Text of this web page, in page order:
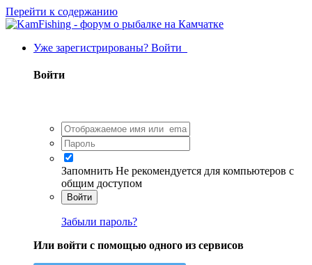
Перейти к содержанию
Уже зарегистрированы? Войти
Войти
Запомнить Не рекомендуется для компьютеров с
общим доступом
Войти
Забыли пароль?
Или войти с помощью одного из сервисов